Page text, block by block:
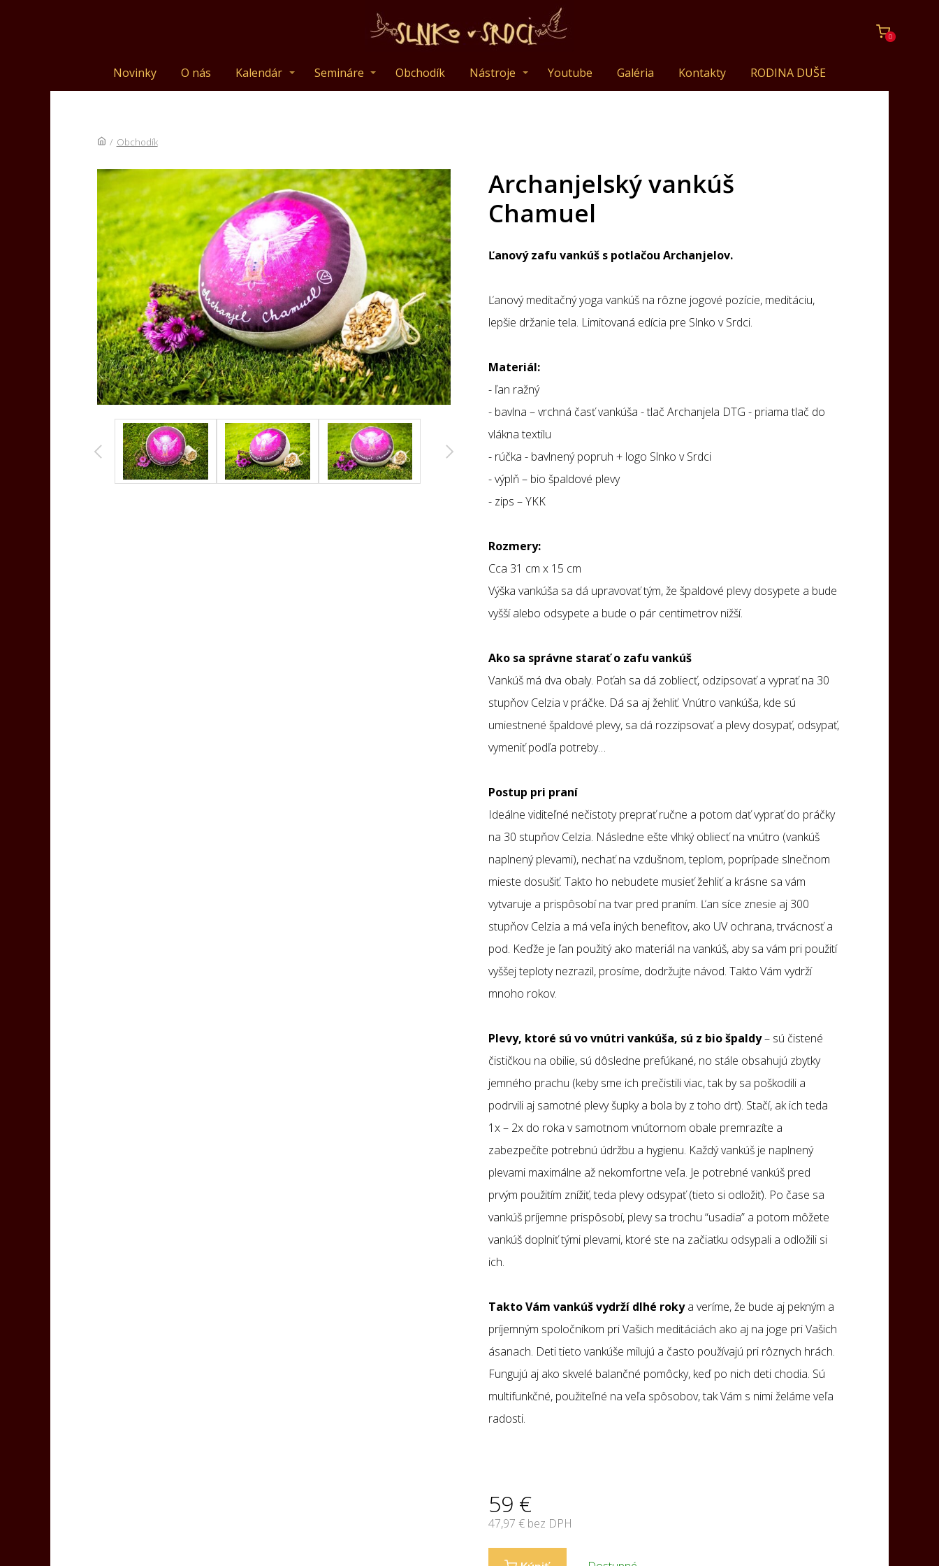
0
Novinky O nás Kalendár Semináre Obchodík Nástroje Youtube Galéria Kontakty RODINA DUŠE
/ Obchodík
Archanjelský vankúš
Chamuel
Ľanový zafu vankúš s potlačou Archanjelov.
Ľanový meditačný yoga vankúš na rôzne jogové pozície, meditáciu,
lepšie držanie tela. Limitovaná edícia pre Slnko v Srdci.
Materiál:
- ľan ražný
- bavlna – vrchná časť vankúša - tlač Archanjela DTG - priama tlač do
vlákna textilu
- rúčka - bavlnený popruh + logo Slnko v Srdci
- výplň – bio špaldové plevy
- zips – YKK
Rozmery:
Cca 31 cm x 15 cm
Výška vankúša sa dá upravovať tým, že špaldové plevy dosypete a bude
vyšší alebo odsypete a bude o pár centimetrov nižší.
Ako sa správne starať o zafu vankúš
Vankúš má dva obaly. Poťah sa dá zobliecť, odzipsovať a vyprať na 30
stupňov Celzia v práčke. Dá sa aj žehliť. Vnútro vankúša, kde sú
umiestnené špaldové plevy, sa dá rozzipsovať a plevy dosypať, odsypať,
vymeniť podľa potreby…
Postup pri praní
Ideálne viditeľné nečistoty preprať ručne a potom dať vyprať do práčky
na 30 stupňov Celzia. Následne ešte vlhký obliecť na vnútro (vankúš
naplnený plevami), nechať na vzdušnom, teplom, poprípade slnečnom
mieste dosušiť. Takto ho nebudete musieť žehliť a krásne sa vám
vytvaruje a prispôsobí na tvar pred praním. Ľan síce znesie aj 300
stupňov Celzia a má veľa iných benefitov, ako UV ochrana, trvácnosť a
pod. Keďže je ľan použitý ako materiál na vankúš, aby sa vám pri použití
vyššej teploty nezrazil, prosíme, dodržujte návod. Takto Vám vydrží
mnoho rokov.
Plevy, ktoré sú vo vnútri vankúša, sú z bio špaldy– sú čistené
čističkou na obilie, sú dôsledne prefúkané, no stále obsahujú zbytky
jemného prachu (keby sme ich prečistili viac, tak by sa poškodili a
podrvili aj samotné plevy šupky a bola by z toho drť). Stačí, ak ich teda
1x – 2x do roka v samotnom vnútornom obale premrazíte a
zabezpečíte potrebnú údržbu a hygienu. Každý vankúš je naplnený
plevami maximálne až nekomfortne veľa. Je potrebné vankúš pred
prvým použitím znížiť, teda plevy odsypať (tieto si odložiť). Po čase sa
vankúš príjemne prispôsobí, plevy sa trochu “usadia” a potom môžete
vankúš doplniť tými plevami, ktoré ste na začiatku odsypali a odložili si
ich.
Takto Vám vankúš vydrží dlhé rokya veríme, že bude aj pekným a
príjemným spoločníkom pri Vašich meditáciách ako aj na joge pri Vašich
ásanach. Deti tieto vankúše milujú a často používajú pri rôznych hrách.
Fungujú aj ako skvelé balančné pomôcky, keď po nich deti chodia. Sú
multifunkčné, použiteľné na veľa spôsobov, tak Vám s nimi želáme veľa
radosti.
59 €
47,97 € bez DPH